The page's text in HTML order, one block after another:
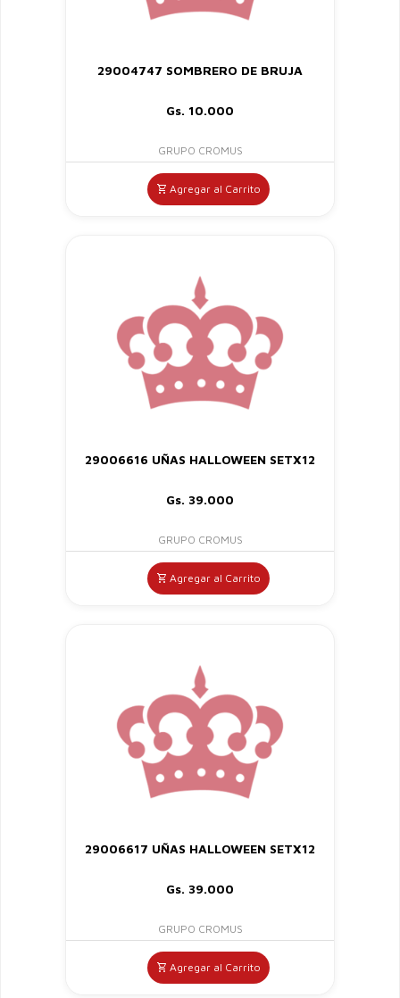
29004747 SOMBRERO DE BRUJA
Gs. 10.000
GRUPO CROMUS
Agregar al Carrito
29006616 UÑAS HALLOWEEN SETX12
Gs. 39.000
GRUPO CROMUS
Agregar al Carrito
29006617 UÑAS HALLOWEEN SETX12
Gs. 39.000
GRUPO CROMUS
Agregar al Carrito